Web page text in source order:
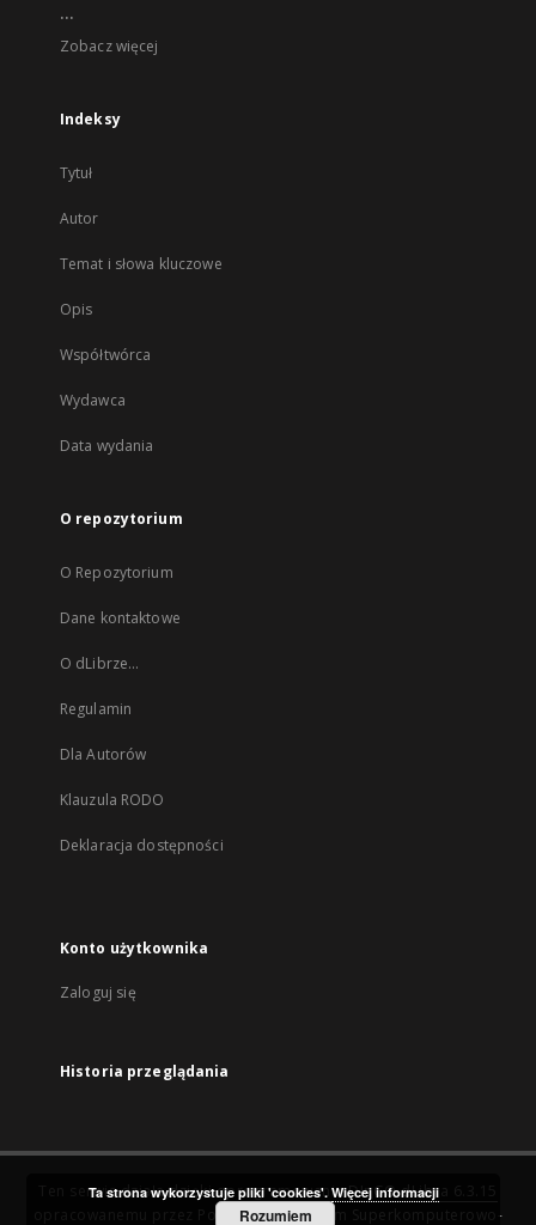
...
Zobacz więcej
Indeksy
Tytuł
Autor
Temat i słowa kluczowe
Opis
Współtwórca
Wydawca
Data wydania
O repozytorium
O Repozytorium
Dane kontaktowe
O dLibrze...
Regulamin
Dla Autorów
Klauzula RODO
Deklaracja dostępności
Konto użytkownika
Zaloguj się
Historia przeglądania
Ten serwis działa dzięki oprogramowaniuDInGO dLibra 6.3.15
Poznańskie Centrum Superkomputerowo-
Ta strona wykorzystuje pliki 'cookies'. Więcej informacji
Rozumiem